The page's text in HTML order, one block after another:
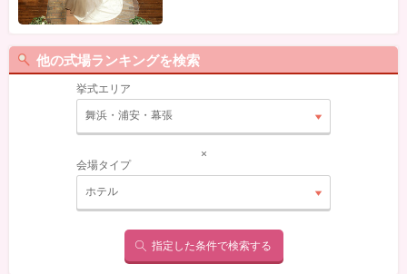
他の式場ランキングを検索
挙式エリア
舞浜・浦安・幕張
×
会場タイプ
ホテル
指定した条件で検索する